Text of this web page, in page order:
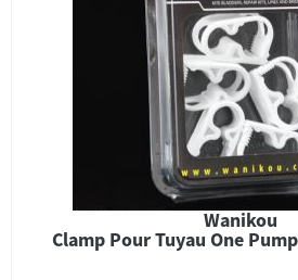
Wanikou
Clamp Pour Tuyau One